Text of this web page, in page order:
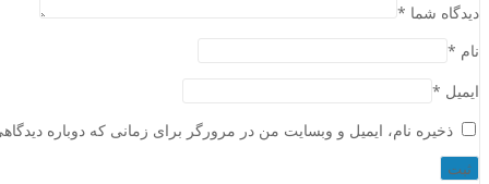
دیدگاه شما *
نام *
ایمیل *
ذخیره نام، ایمیل و وبسایت من در مرورگر برای زمانی که دوباره